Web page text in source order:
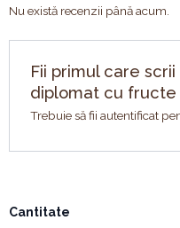
Nu există recenzii până acum.
Fii primul care
diplomat cu fructe
Trebuie să fii autentificat
Cantitate
Cantitate